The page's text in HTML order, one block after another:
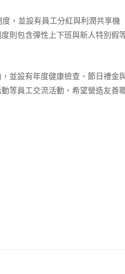
，並設有員工分紅與利潤共享機
則包含彈性上下班與新人特別假
並設有年度健康檢查、節日禮金
等員工交流活動，希望營造友善